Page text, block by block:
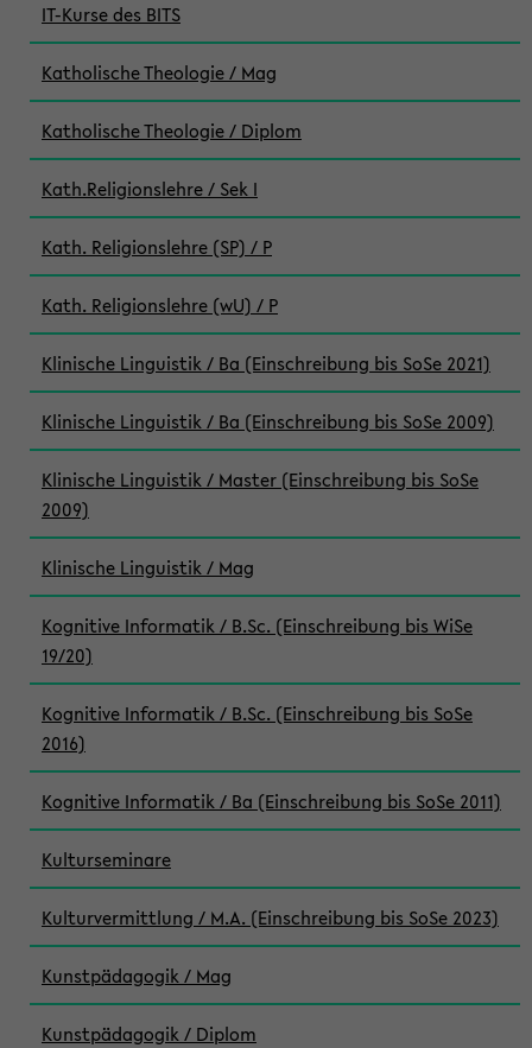
IT-Kurse des BITS
Katholische Theologie / Mag
Katholische Theologie / Diplom
Kath.Religionslehre / Sek I
Kath. Religionslehre (SP) / P
Kath. Religionslehre (wU) / P
Klinische Linguistik / Ba (Einschreibung bis SoSe 2021)
Klinische Linguistik / Ba (Einschreibung bis SoSe 2009)
Klinische Linguistik / Master (Einschreibung bis SoSe
2009)
Klinische Linguistik / Mag
Kognitive Informatik / B.Sc. (Einschreibung bis WiSe
19/20)
Kognitive Informatik / B.Sc. (Einschreibung bis SoSe
2016)
Kognitive Informatik / Ba (Einschreibung bis SoSe 2011)
Kulturseminare
Kulturvermittlung / M.A. (Einschreibung bis SoSe 2023)
Kunstpädagogik / Mag
Kunstpädagogik / Diplom